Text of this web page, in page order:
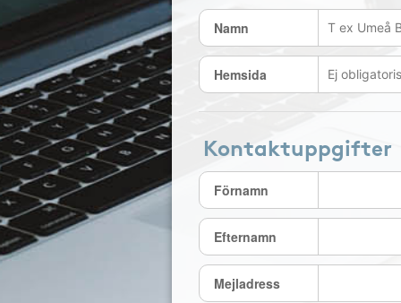
Namn
Hemsida
Kontaktuppgifter
Förnamn
Efternamn
Mejladress